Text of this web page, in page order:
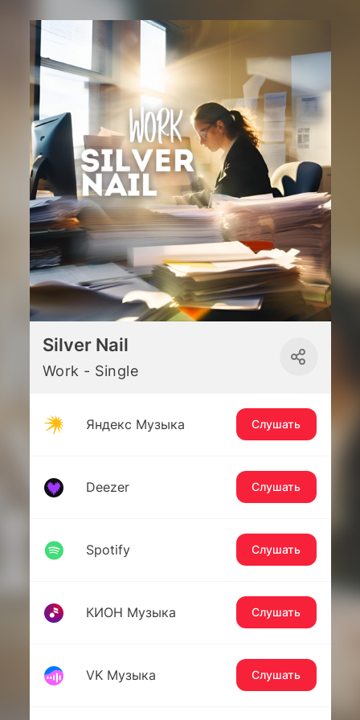
Silver Nail
Work - Single
Яндекс Музыка Слушать
Deezer Слушать
Spotify Слушать
КИОН Музыка Слушать
VK Музыка Слушать